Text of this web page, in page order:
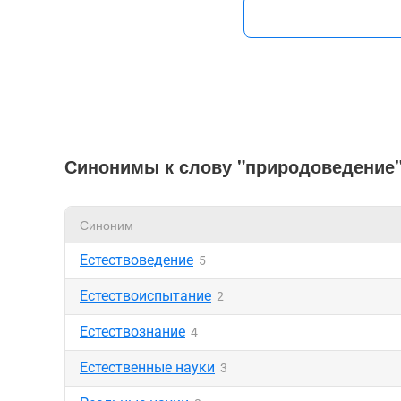
Синонимы к слову
Синоним
Естествоведение 5
Естествоиспытание 2
Естествознание 4
Естественные науки 3